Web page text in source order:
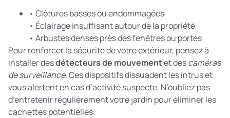
• Clôtures basses ou endommagées
• Éclairage insuffisant autour de la propriété
• Arbustes denses près des fenêtres ou portes
Pour renforcer la sécurité de votre extérieur, pensez à
installer desdétecteurs de mouvementet descaméras
de surveillance. Ces dispositifs dissuadent les intrus et
vous alertent en cas d’activité suspecte. N’oubliez pas
d’entretenir régulièrement votre jardin pour éliminer les
cachettes potentielles.